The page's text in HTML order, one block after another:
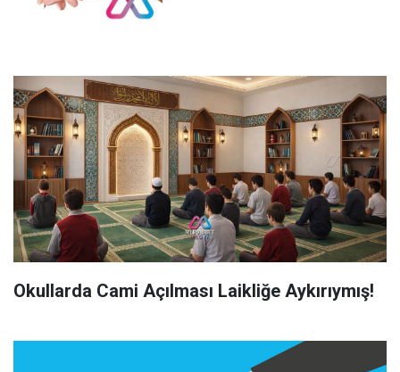
Okullarda Cami Açılması Laikliğe Aykırıymış!